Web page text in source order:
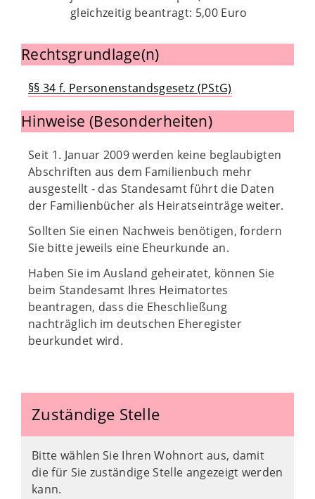
gleichzeitig beantragt: 5,00 Euro
Rechtsgrundlage(n)
§§ 34 f. Personenstandsgesetz (PStG)
Hinweise (Besonderheiten)
Seit 1. Januar 2009 werden keine beglaubigten
Abschriften aus dem Familienbuch mehr
ausgestellt - das Standesamt führt die Daten
der Familienbücher als Heiratseinträge weiter.
Sollten Sie einen Nachweis benötigen, fordern
Sie bitte jeweils eine Eheurkunde an.
Haben Sie im Ausland geheiratet, können Sie
beim Standesamt Ihres Heimatortes
beantragen, dass die Eheschließung
nachträglich im deutschen Eheregister
beurkundet wird.
Zuständige Stelle
Bitte wählen Sie Ihren Wohnort aus, damit
die für Sie zuständige Stelle angezeigt werden
kann.